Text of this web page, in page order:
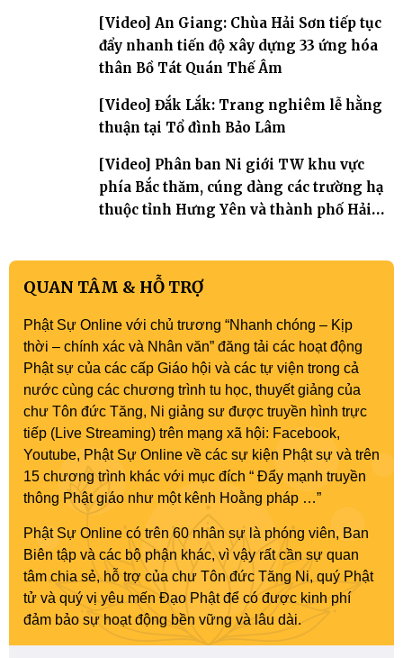
[Video] An Giang: Chùa Hải Sơn tiếp tục
đẩy nhanh tiến độ xây dựng 33 ứng hóa
thân Bồ Tát Quán Thế Âm
[Video] Đắk Lắk: Trang nghiêm lễ hằng
thuận tại Tổ đình Bảo Lâm
[Video] Phân ban Ni giới TW khu vực
phía Bắc thăm, cúng dàng các trường hạ
thuộc tỉnh Hưng Yên và thành phố Hải
QUAN TÂM & HỖ TRỢ
Phật Sự Online với chủ trương “Nhanh chóng – Kịp
thời – chính xác và Nhân văn” đăng tải các hoạt động
Phật sự của các cấp Giáo hội và các tự viện trong cả
nước cùng các chương trình tu học, thuyết giảng của
chư Tôn đức Tăng, Ni giảng sư được truyền hình trực
tiếp (Live Streaming) trên mạng xã hội: Facebook,
Youtube, Phật Sự Online về các sự kiện Phật sự và trên
15 chương trình khác với mục đích “ Đẩy mạnh truyền
thông Phật giáo như một kênh Hoằng pháp …”
Phật Sự Online có trên 60 nhân sự là phóng viên, Ban
Biên tập và các bộ phận khác, vì vậy rất cần sự quan
tâm chia sẻ, hỗ trợ của chư Tôn đức Tăng Ni, quý Phật
tử và quý vị yêu mến Đạo Phật để có được kinh phí
đảm bảo sự hoạt động bền vững và lâu dài.